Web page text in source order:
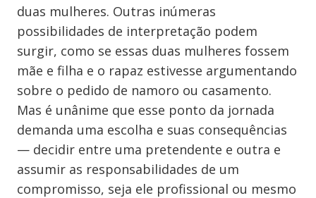
duas mulheres. Outras inúmeras
possibilidades de interpretação podem
surgir, como se essas duas mulheres fossem
mãe e filha e o rapaz estivesse argumentando
sobre o pedido de namoro ou casamento.
Mas é unânime que esse ponto da jornada
demanda uma escolha e suas consequências
— decidir entre uma pretendente e outra e
assumir as responsabilidades de um
compromisso, seja ele profissional ou mesmo